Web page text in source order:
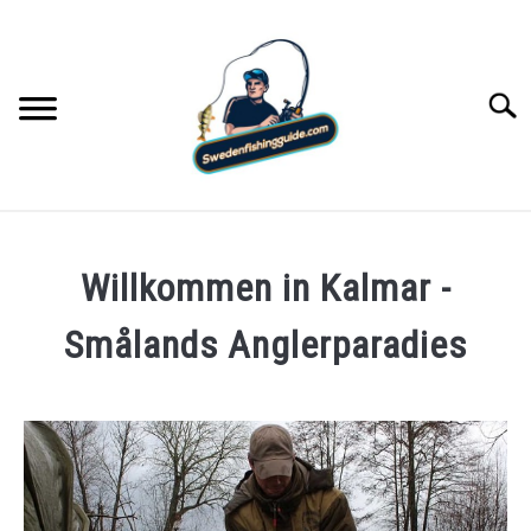
YOUTUBE
KONTAKT
Willkommen in Kalmar -
Smålands Anglerparadies